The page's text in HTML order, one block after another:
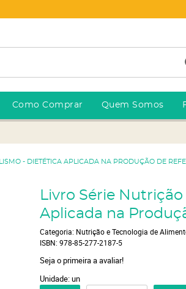
Como Comprar Quem Somos
- DIETÉTICA APLICADA NA PRODUÇÃO DE
Livro Série
Aplicada na
Categoria: Nutrição e Tecnologia de
ISBN: 978-85-277-2187-5
Seja o primeira a avaliar!
Unidade: un